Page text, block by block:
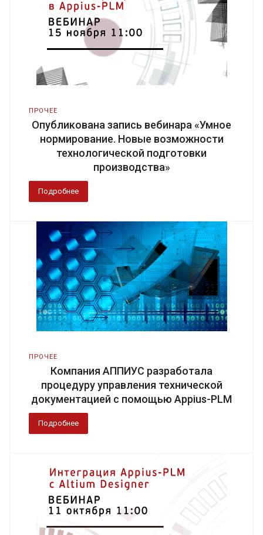
ПРОЧЕЕ
Опубликована запись вебинара «Умное
нормирование. Новые возможности
технологической подготовки
производства»
Подробнее
ПРОЧЕЕ
Компания АППИУС разработала
процедуру управления технической
документацией с помощью Appius-PLM
Подробнее